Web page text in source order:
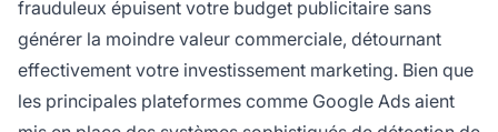
frauduleux épuisent votre budget publicitaire sans
générer la moindre valeur commerciale, détournant
effectivement votre investissement marketing. Bien que
les principales plateformes comme Google Ads aient